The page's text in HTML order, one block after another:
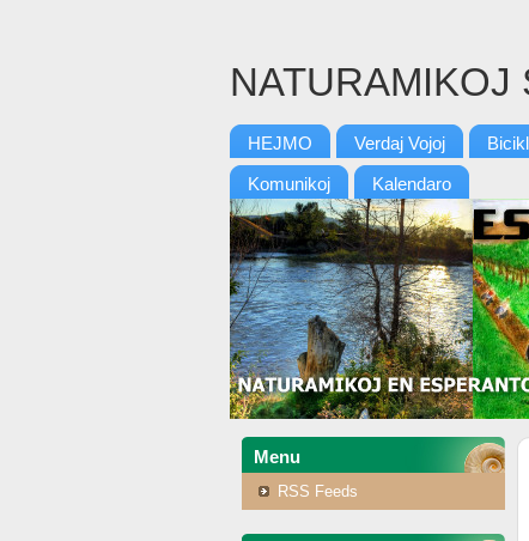
NATURAMIKOJ
HEJMO Verdaj Vojoj
Komunikoj Kalendaro
Menu
RSS Feeds